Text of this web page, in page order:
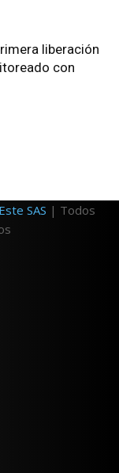
liberación
con
SAS | Todos